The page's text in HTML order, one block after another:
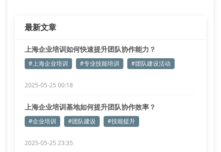
最新文章
上海企业培训如何快速提升团队协作能力？
#上海企业培训 #专业技能培训 #团队建设活动
2025-05-25 00:18
上海企业培训基地如何提升团队协作效率？
#企业培训 #团队建设 #技能提升
2025-05-25 23:35